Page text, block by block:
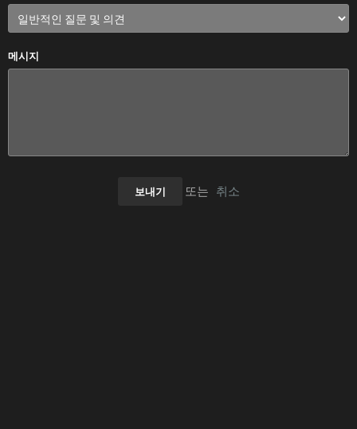
메시지
보내기 또는 취소